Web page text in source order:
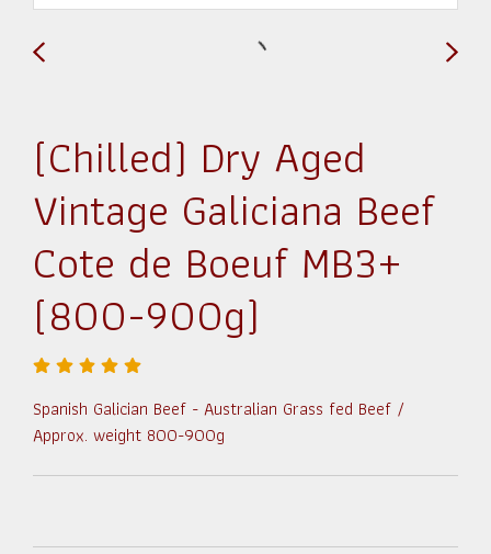
(Chilled) Dry Aged
Vintage Galiciana Beef
Cote de Boeuf MB3+
(800-900g)
Spanish Galician Beef - Australian Grass fed Beef /
Approx. weight 800-900g